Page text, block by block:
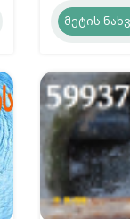
მეტის